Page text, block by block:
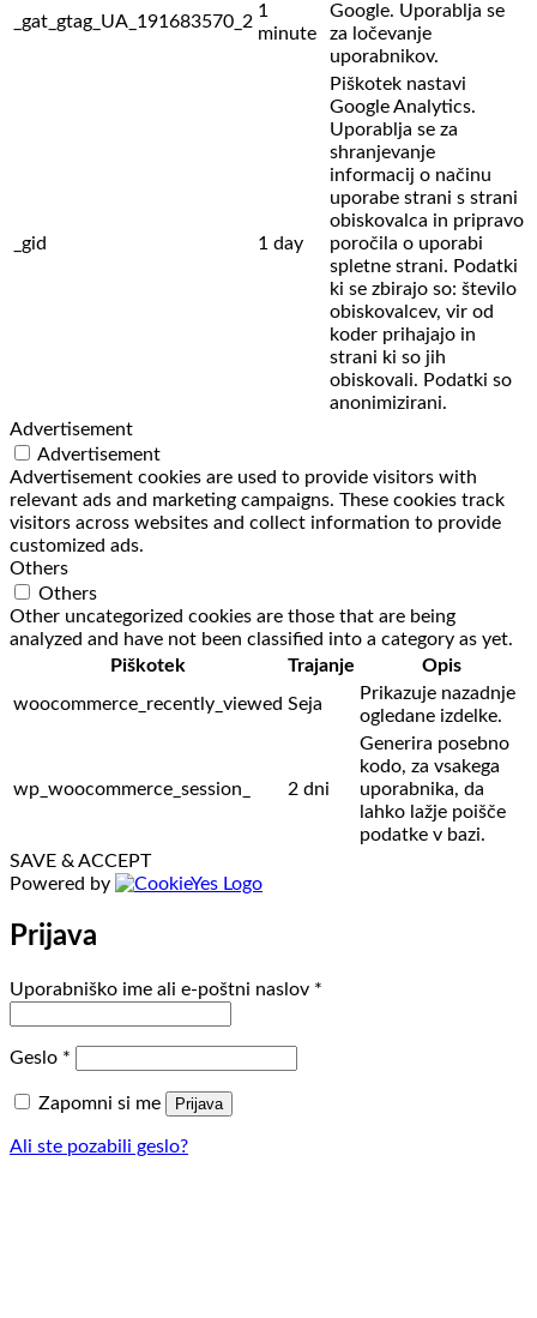
_gat_gtag_UA_191683570_2
1
minute
Google. Uporablja se
za ločevanje
uporabnikov.
_gid 1 day
Piškotek nastavi
Google Analytics.
Uporablja se za
shranjevanje
informacij o načinu
uporabe strani s strani
obiskovalca in pripravo
poročila o uporabi
spletne strani. Podatki
ki se zbirajo so: število
obiskovalcev, vir od
koder prihajajo in
strani ki so jih
obiskovali. Podatki so
anonimizirani.
Advertisement
Advertisement
Advertisement cookies are used to provide visitors with
relevant ads and marketing campaigns. These cookies track
visitors across websites and collect information to provide
customized ads.
Others
Others
Other uncategorized cookies are those that are being
analyzed and have not been classified into a category as yet.
Piškotek
Trajanje
Opis
woocommerce_recently_viewed Seja
Prikazuje nazadnje
ogledane izdelke.
wp_woocommerce_session_ 2 dni
Generira posebno
kodo, za vsakega
uporabnika, da
lahko lažje poišče
podatke v bazi.
SAVE & ACCEPT
Powered by
Prijava
Uporabniško ime ali e-poštni naslov *
Geslo *
Zapomni si me Prijava
Ali ste pozabili geslo?